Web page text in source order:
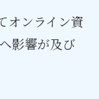
オンライン資
影響が及び